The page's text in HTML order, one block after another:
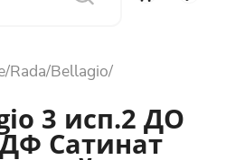
Rada Bellagio
3 исп.2 ДО
Сатинат